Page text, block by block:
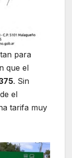
para
que el
. Sin
el
tarifa muy